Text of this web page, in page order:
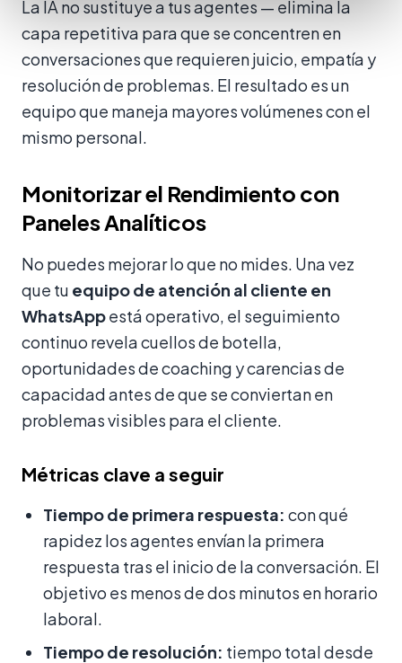
La IA no sustituye a tus agentes — elimina la
capa repetitiva para que se concentren en
conversaciones que requieren juicio, empatía y
resolución de problemas. El resultado es un
equipo que maneja mayores volúmenes con el
mismo personal.
Monitorizar el Rendimiento con
Paneles Analíticos
No puedes mejorar lo que no mides. Una vez
que tu equipo de atención al cliente en
WhatsAppestá operativo, el seguimiento
continuo revela cuellos de botella,
oportunidades de coaching y carencias de
capacidad antes de que se conviertan en
problemas visibles para el cliente.
Métricas clave a seguir
Tiempo de primera respuesta: con qué
rapidez los agentes envían la primera
respuesta tras el inicio de la conversación. El
objetivo es menos de dos minutos en horario
laboral.
Tiempo de resolución: tiempo total desde